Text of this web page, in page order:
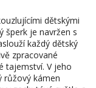
dětskými
šperk je navržen s
každý dětský
zpracované
tajemství. V jeho
růžový kámen